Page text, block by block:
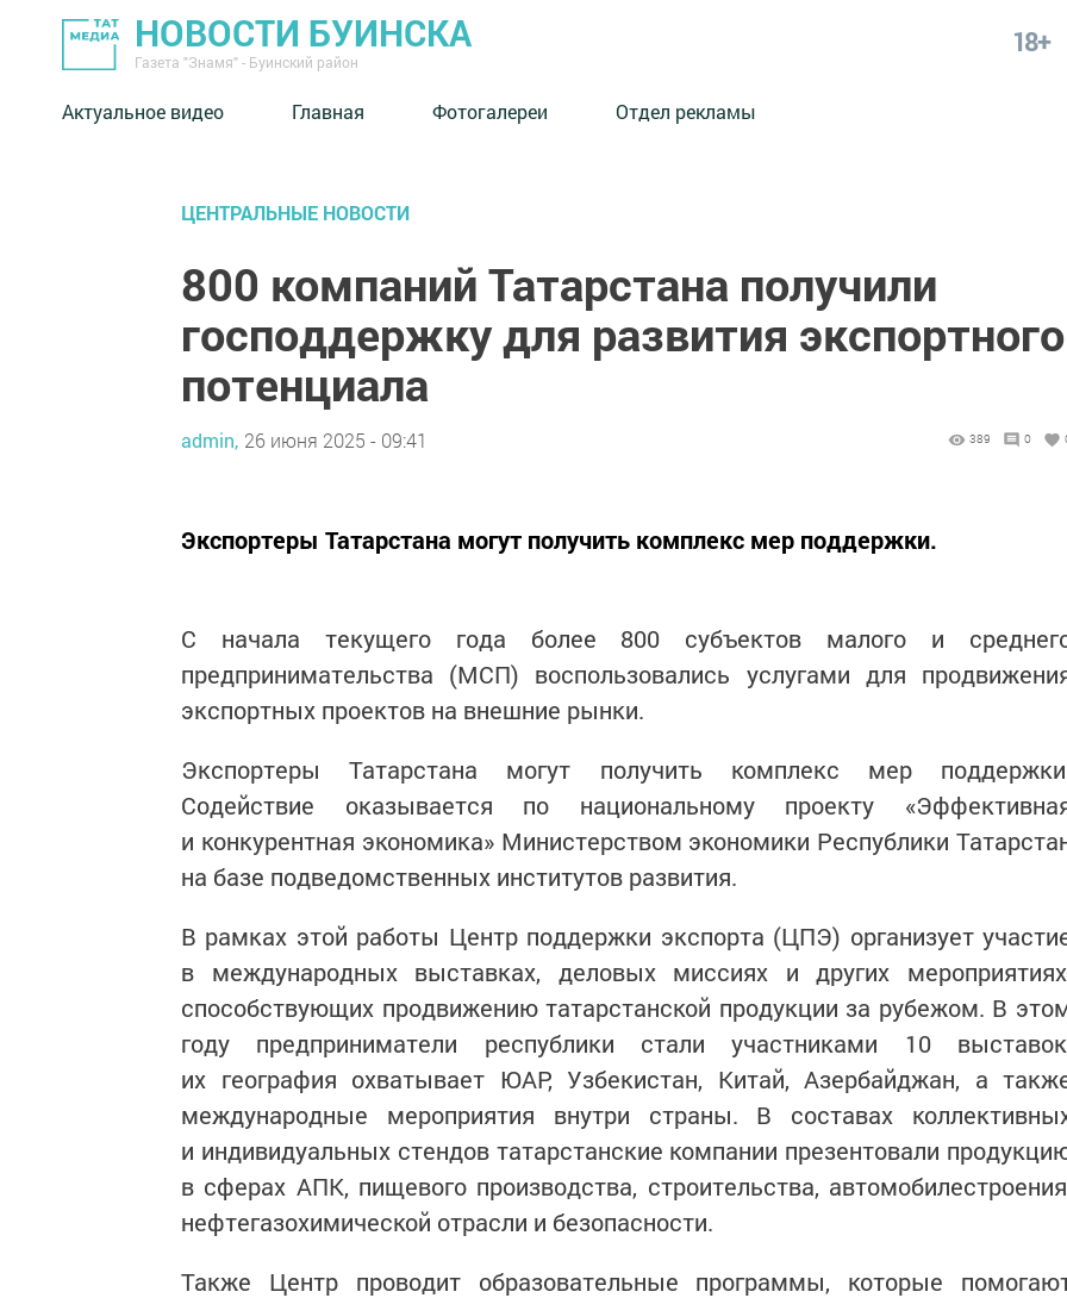
НОВОСТИ БУИНСКА
Газета "Знамя" - Буинский район
18+
Актуальное видео Главная Фотогалереи Отдел рекламы
ЦЕНТРАЛЬНЫЕ НОВОСТИ
800 компаний Татарстана получили
господдержку для развития экспортного
потенциала
admin, 26 июня 2025 - 09:41 389 0
Экспортеры Татарстана могут получить комплекс мер поддержки.
С начала текущего года более 800 субъектов малого и
предпринимательства (МСП) воспользовались услугами для
экспортных проектов на внешние рынки.
Экспортеры Татарстана могут получить комплекс мер
Содействие оказывается по национальному проекту
и конкурентная экономика» Министерством экономики Республики
на базе подведомственных институтов развития.
В рамках этой работы Центр поддержки экспорта (ЦПЭ) организует
в международных выставках, деловых миссиях и других
способствующих продвижению татарстанской продукции за рубежом. В
году предприниматели республики стали участниками 10
их география охватывает ЮАР, Узбекистан, Китай, Азербайджан, а
международные мероприятия внутри страны. В составах
и индивидуальных стендов татарстанские компании презентовали
в сферах АПК, пищевого производства, строительства,
нефтегазохимической отрасли и безопасности.
Также Центр проводит образовательные программы, которые